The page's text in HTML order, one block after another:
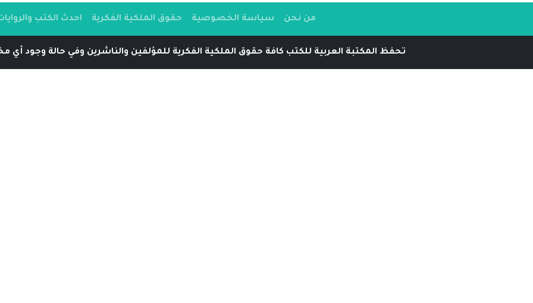
من نحن سياسة الخصوصية حقوق الملكية الفكرية احدث الكتب
تحفظ المكتبة العربية للكتب كافة حقوق الملكية الفكرية للمؤلفين والناشرين وفي حالة وجود أي